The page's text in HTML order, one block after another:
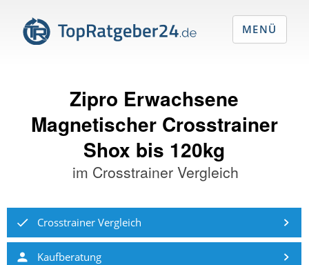
Zipro Erwachsene
Magnetischer Crosstrainer
Shox bis 120kg
im Crosstrainer Vergleich
Crosstrainer Vergleich
Kaufberatung
MENÜ